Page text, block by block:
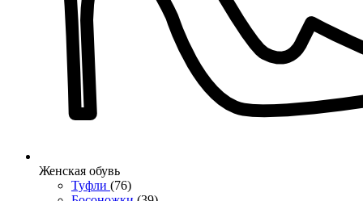
Женcкая обувь
Туфли (76)